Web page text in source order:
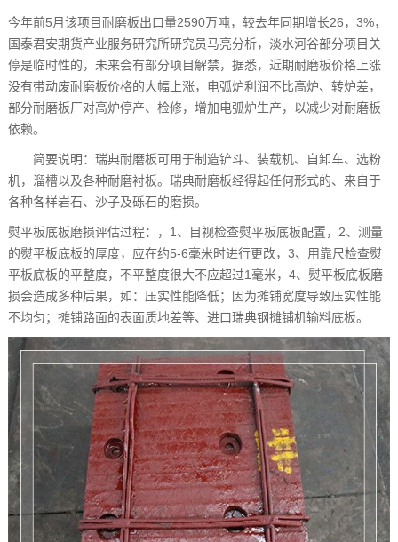
今年前5月该项目耐磨板出口量2590万吨，较去年同期增长26，3%，
国泰君安期货产业服务研究所研究员马亮分析，淡水河谷部分项目关
停是临时性的，未来会有部分项目解禁，据悉，近期耐磨板价格上涨
没有带动废耐磨板价格的大幅上涨，电弧炉利润不比高炉、转炉差，
部分耐磨板厂对高炉停产、检修，增加电弧炉生产，以减少对耐磨板
依赖。
简要说明：瑞典耐磨板可用于制造铲斗、装载机、自卸车、选粉
机，溜槽以及各种耐磨衬板。瑞典耐磨板经得起任何形式的、来自于
各种各样岩石、沙子及砾石的磨损。
熨平板底板磨损评估过程：，1、目视检查熨平板底板配置，2、测量
的熨平板底板的厚度，应在约5-6毫米时进行更改，3、用靠尺检查熨
平板底板的平整度，不平整度很大不应超过1毫米，4、熨平板底板磨
损会造成多种后果，如：压实性能降低；因为摊铺宽度导致压实性能
不均匀；摊铺路面的表面质地差等、进口瑞典钢摊铺机输料底板。